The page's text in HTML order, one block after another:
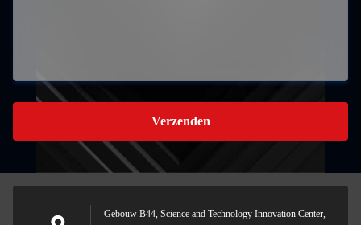
Verzenden
Gebouw B44, Science and Technology Innovation Center,